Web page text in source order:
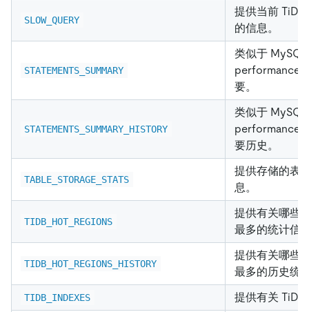
SLOW_QUERY
提供当前
的信息。
STATEMENTS_SUMMARY
类似于
要。
STATEMENTS_SUMMARY_HISTORY
类似于
要历史。
TABLE_STORAGE_STATS
提供存储的表
息。
TIDB_HOT_REGIONS
提供有关哪些
最多的统计信
TIDB_HOT_REGIONS_HISTORY
提供有关哪些
最多的历史统
TIDB_INDEXES 提供有关